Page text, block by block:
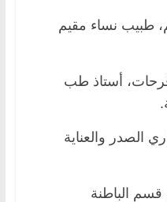
طبيب نساء مقيم
أستاذ طب
الصدر والعناية
الباطنة